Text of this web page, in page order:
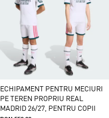
ECHIPAMENT PENTRU MECIURI
PE TEREN PROPRIU REAL
MADRID 26/27, PENTRU COPII